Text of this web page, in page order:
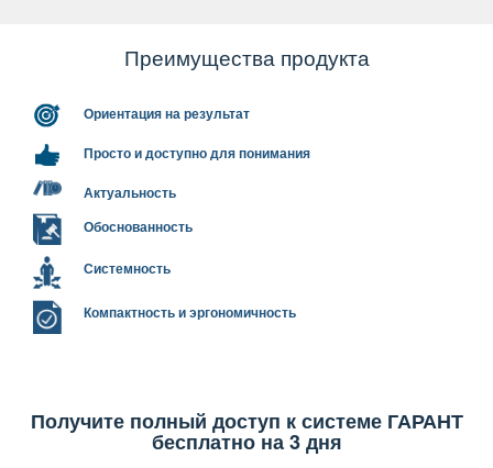
Преимущества продукта
Ориентация на результат
Просто и доступно для понимания
Актуальность
Обоснованность
Системность
Компактность и эргономичность
Получите полный доступ к системе ГАРАНТ
есплатно на 3 дня